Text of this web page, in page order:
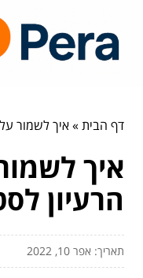
דף הבית»איך לשמור
איך
הרעיון
תאריך: אפר 10, 2022